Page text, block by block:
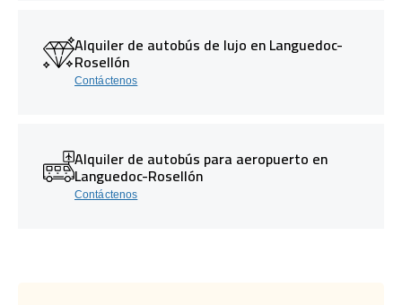
Alquiler de autobús de lujo en Languedoc-
Rosellón
Contáctenos
Alquiler de autobús para aeropuerto en
Languedoc-Rosellón
Contáctenos